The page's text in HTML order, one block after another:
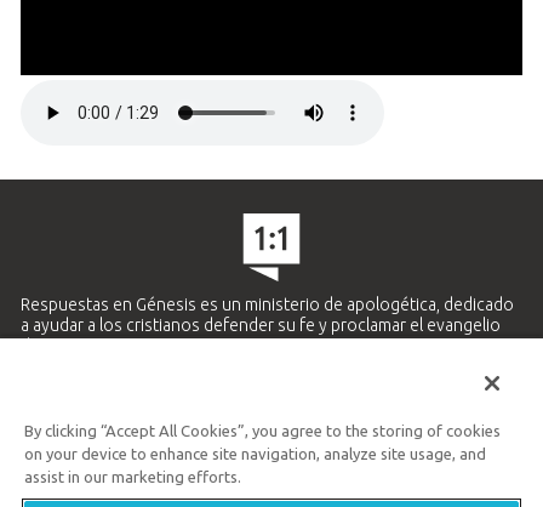
Respuestas en Génesis es un ministerio de apologética, dedicado
a ayudar a los cristianos defender su fe y proclamar el evangelio
Ministerio Hispano y Latinoamericano
By clicking “Accept All Cookies”, you agree to the storing of cookies
on your device to enhance site navigation, analyze site usage, and
assist in our marketing efforts.